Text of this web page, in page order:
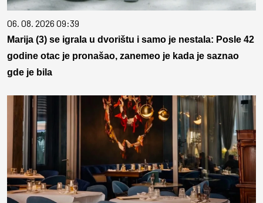
06. 08. 2026 09:39
Marija (3) se igrala u dvorištu i samo je nestala: Posle 42
godine otac je pronašao, zanemeo je kada je saznao
gde je bila